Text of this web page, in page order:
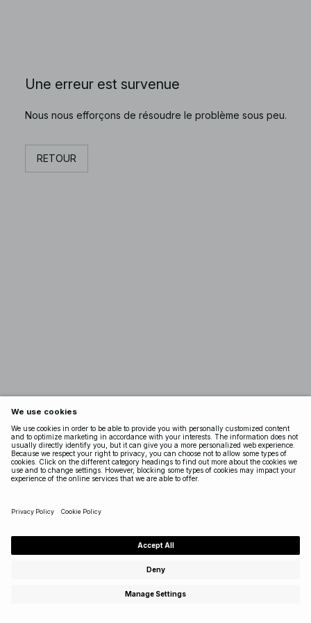
Une erreur est survenue
Nous nous efforçons de résoudre le problème sous peu.
RETOUR